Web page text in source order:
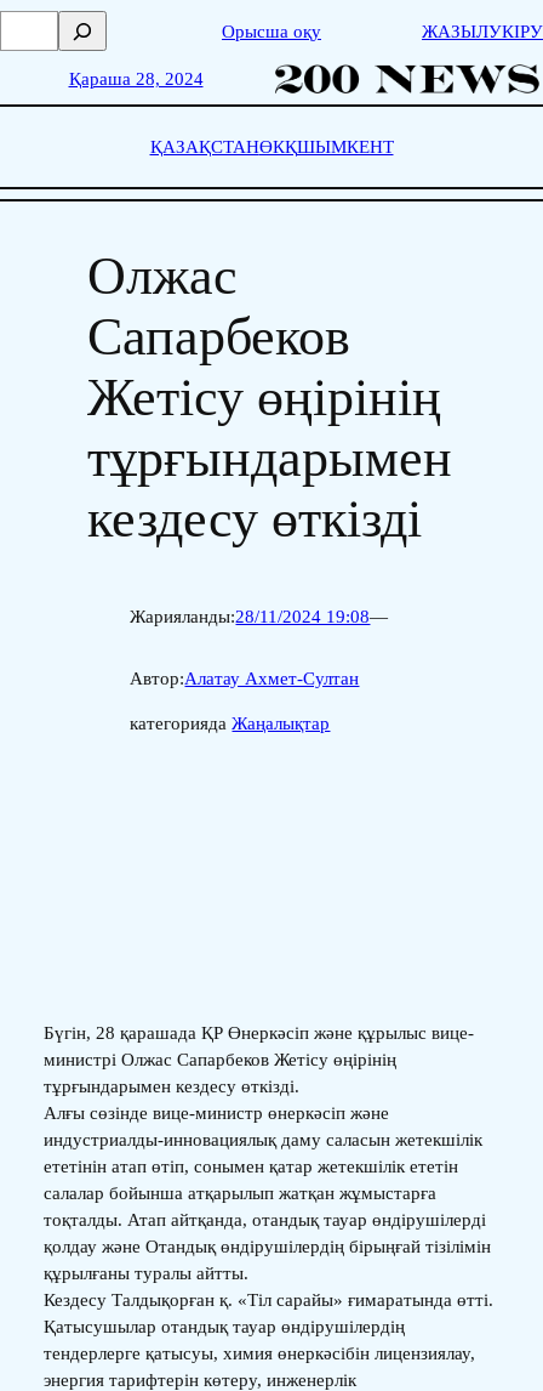
Skip
о
с
Орысша оқу ЖАЗЫЛУКІРУ
Қараша 28, 2024
ҚАЗАҚСТАНӨКҚШЫМКЕНТ
Олжас
Сапарбеков
Жетісу өңірінің
тұрғындарымен
кездесу өткізді
Жарияланды:28/11/2024 19:08—
Автор:Алатау Ахмет-Султан
категориядаЖаңалықтар
Бүгін, 28 қарашада ҚР Өнеркәсіп және құрылыс вице-
министрі Олжас Сапарбеков Жетісу өңірінің
тұрғындарымен кездесу өткізді.
Алғы сөзінде вице-министр өнеркәсіп және
индустриалды-инновациялық даму саласын жетекшілік
ететінін атап өтіп, сонымен қатар жетекшілік ететін
салалар бойынша атқарылып жатқан жұмыстарға
тоқталды. Атап айтқанда, отандық тауар өндірушілерді
қолдау және Отандық өндірушілердің бірыңғай тізілімін
құрылғаны туралы айтты.
Кездесу Талдықорған қ. «Тіл сарайы» ғимаратында өтті.
Қатысушылар отандық тауар өндірушілердің
тендерлерге қатысуы, химия өнеркәсібін лицензиялау,
энергия тарифтерін көтеру, инженерлік